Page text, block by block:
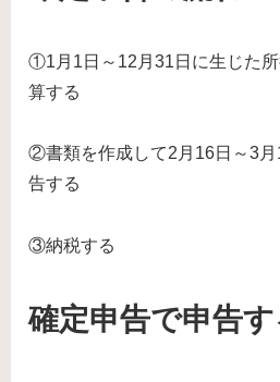
①1月1日～12月31日に生じた
算する
②書類を作成して2月16日～3月
告する
③納税する
確定申告で申告